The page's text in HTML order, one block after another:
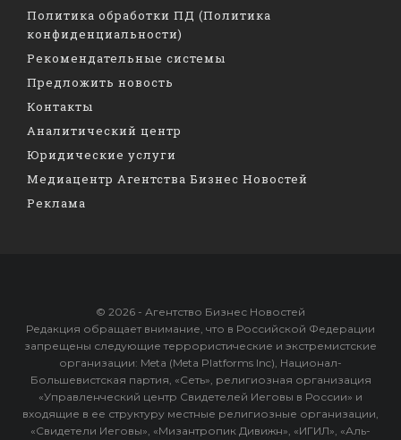
Политика обработки ПД (Политика
конфиденциальности)
Рекомендательные системы
Предложить новость
Контакты
Аналитический центр
Юридические услуги
Медиацентр Агентства Бизнес Новостей
Реклама
© 2026 - Агентство Бизнес Новостей
Редакция обращает внимание, что в Российской Федерации
запрещены следующие террористические и экстремистские
организации: Meta (Meta Platforms Inc), Национал-
Большевистская партия, «Сеть», религиозная организация
«Управленческий центр Свидетелей Иеговы в России» и
входящие в ее структуру местные религиозные организации,
«Свидетели Иеговы», «Мизантропик Дивижн», «ИГИЛ», «Аль-